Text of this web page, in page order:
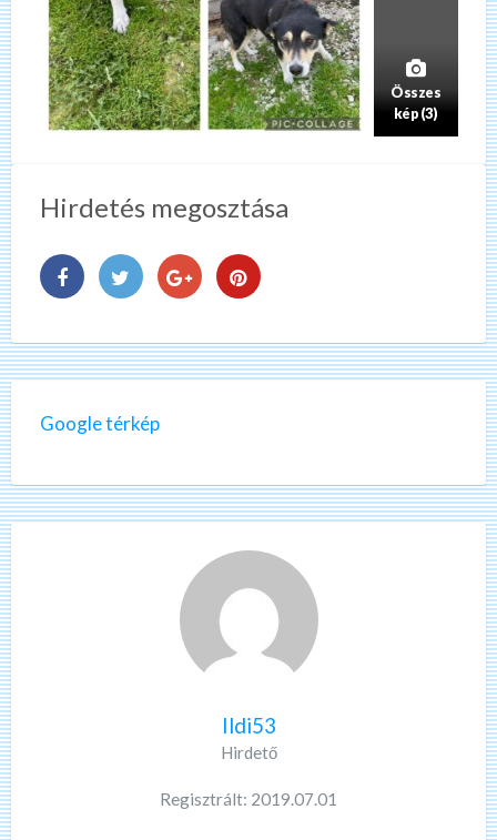
Összes
kép (3)
Hirdetés megosztása
Google térkép
Ildi53
Hirdető
Regisztrált: 2019.07.01